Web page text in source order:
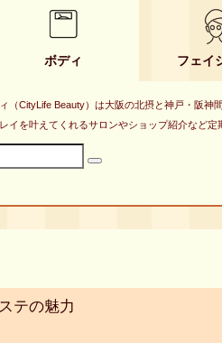
ボディ フェイ
（CityLife Beauty）は大阪の北摂と神戸・阪神
イを叶えてくれるサロンやショップ紹介など定
テの魅力